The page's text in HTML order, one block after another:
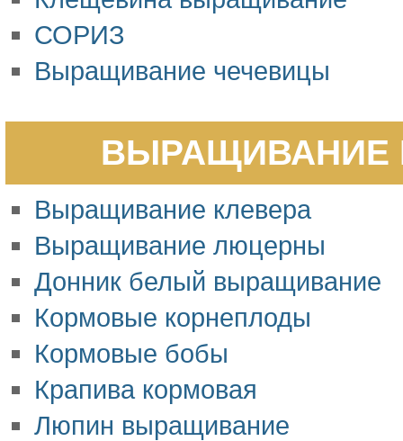
СОРИЗ
Выращивание чечевицы
ВЫРАЩИВАНИЕ
Выращивание клевера
Выращивание люцерны
Донник белый выращивание
Кормовые корнеплоды
Кормовые бобы
Крапива кормовая
Люпин выращивание